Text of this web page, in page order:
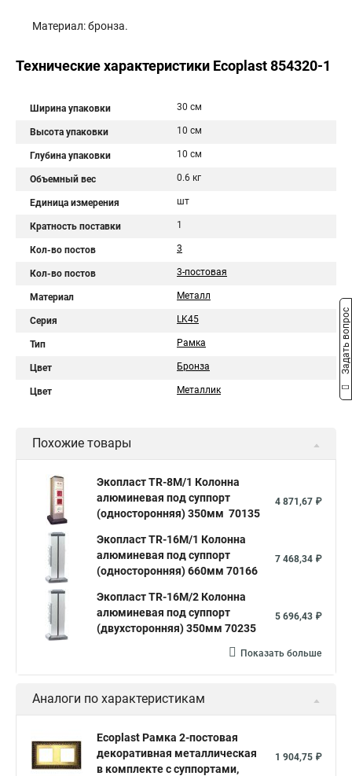
Материал: бронза.
Технические характеристики Ecoplast 854320-1
Ширина упаковки 30 см
Высота упаковки 10 см
Глубина упаковки 10 см
Объемный вес 0.6 кг
Единица измерения шт
Кратность поставки 1
Кол-во постов 3
Кол-во постов 3-постовая
Материал Металл
Серия LK45
Тип Рамка
Цвет Бронза
Цвет Металлик
Похожие товары
Экопласт TR-8M/1 Колонна
алюминевая под суппорт
(односторонняя) 350мм 70135
4 871,67 ₽
Экопласт TR-16M/1 Колонна
алюминевая под суппорт
(односторонняя) 660мм 70166
7 468,34 ₽
Экопласт TR-16M/2 Колонна
алюминевая под суппорт
(двухсторонняя) 350мм 70235
5 696,43 ₽
Показать больше
Аналоги по характеристикам
Ecoplast Рамка 2-постовая
декоративная металлическая
в комплекте с суппортами,
1 904,75 ₽
Задать вопрос